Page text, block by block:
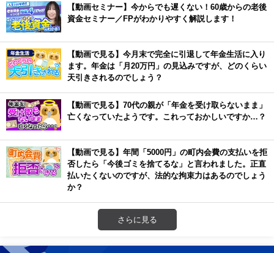
【動画セミナー】今からでも遅くない！60歳からの老後
資金セミナー／FPがわかりやすく解説します！
【動画で見る】今月末で完全に引退して年金生活に入り
ます。年金は「月20万円」の見込みですが、どのくらい
天引きされるのでしょう？
【動画で見る】70代の親が「年金を受け取らないまま」
亡くなっていたようです。これっておかしいですか…？
【動画で見る】年間「5000円」の町内会費の支払いを拒
否したら「今後ゴミを捨てるな」と言われました。正直
払いたくないのですが、法的な拘束力はあるのでしょう
か？
さらに見る